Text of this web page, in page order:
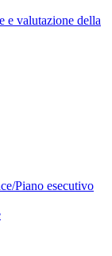
e valutazione della
Piano esecutivo